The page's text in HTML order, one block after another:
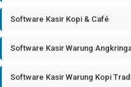
Software Kasir Kopi & Café
Software Kasir Warung
Software Kasir Warung Kopi